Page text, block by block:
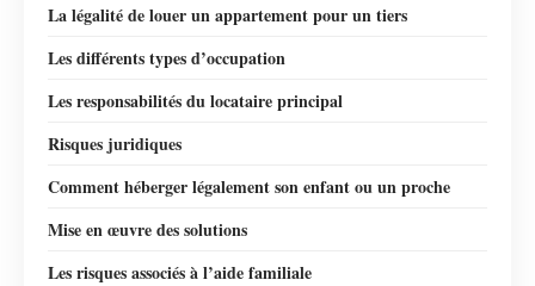
La légalité de louer un appartement pour un tiers
Les différents types d’occupation
Les responsabilités du locataire principal
Risques juridiques
Comment héberger légalement son enfant ou un proche
Mise en œuvre des solutions
Les risques associés à l’aide familiale